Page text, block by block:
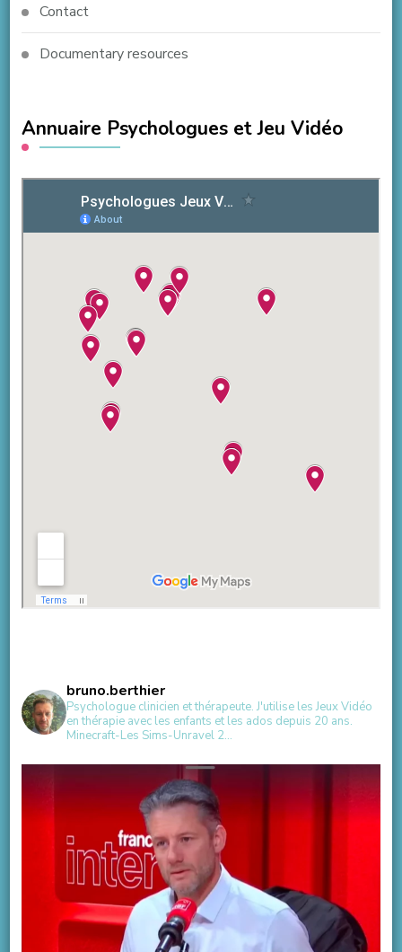
Contact
Documentary resources
Annuaire Psychologues et Jeu Vidéo
bruno.berthier
Psychologue clinicien et thérapeute.J'utilise les Jeux Vidéo
en thérapie avec les enfants et les ados depuis 20 ans.
Minecraft-Les Sims-Unravel 2...